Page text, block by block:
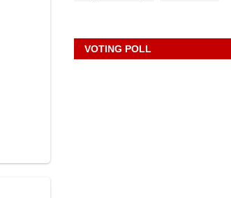
VOTING POLL